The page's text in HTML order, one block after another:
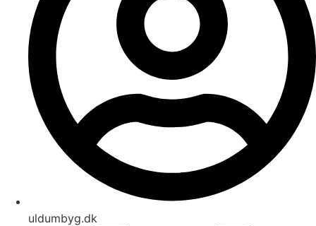
uldumbyg.dk